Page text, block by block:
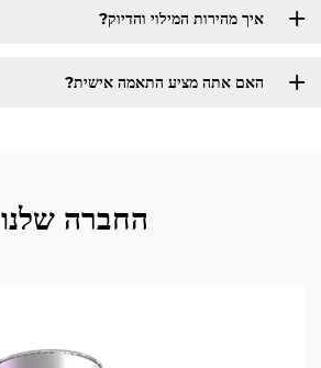
איך מהירות המילוי והדיוק?
האם אתה מציע התאמה אישית?
החברה שלנו